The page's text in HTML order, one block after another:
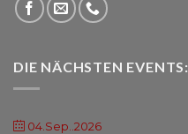
DIE NÄCHSTEN EVENTS:
04.Sep..2026